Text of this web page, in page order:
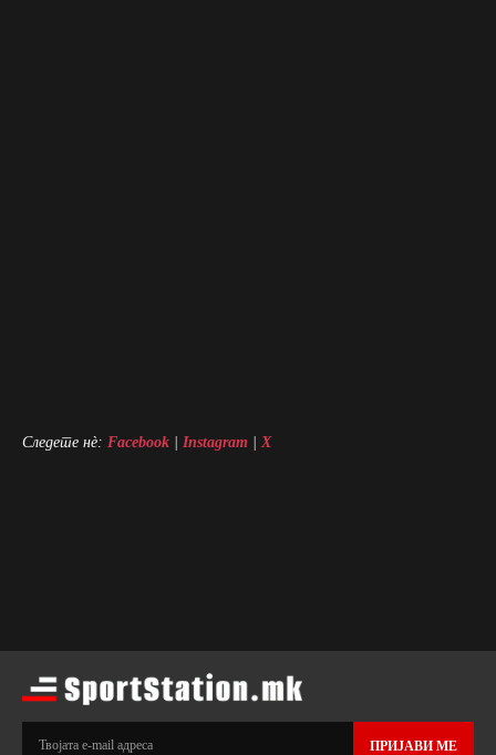
Следете нè: Facebook Instagram X
ПРИЈАВИ МЕ